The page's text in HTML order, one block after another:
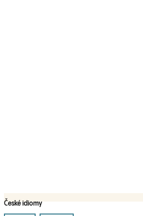
České idiomy